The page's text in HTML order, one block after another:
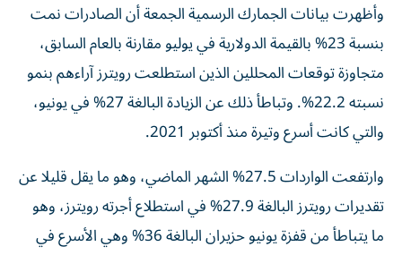
وأظهرت بيانات الجمارك الرسمية الجمعة أن الصادرات نمت
بنسبة 23% بالقيمة الدولارية في يوليو مقارنة بالعام السابق،
متجاوزة توقعات المحللين الذين استطلعت رويترز آراءهم بنمو
نسبته 22.2%. وتباطأ ذلك عن الزيادة البالغة 27% في يونيو،
والتي كانت أسرع وتيرة منذ أكتوبر 2021.
وارتفعت الواردات 27.5% الشهر الماضي، وهو ما يقل قليلا عن
تقديرات رويترز البالغة 27.9% في استطلاع أجرته رويترز، وهو
ما يتباطأ من قفزة يونيو حزيران البالغة 36% وهي الأسرع في